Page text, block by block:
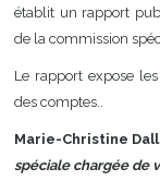
établit un rapport
de la commission
Le rapport expose
des comptes..
Marie-Christine
spéciale chargée de